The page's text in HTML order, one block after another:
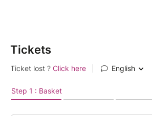
Spectacle de Danse : Profitez de
présentées par des danseur·ses
Tickets